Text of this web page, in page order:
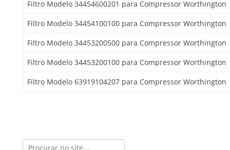
Filtro Modelo 34454600201 para Compressor Worthington
Filtro Modelo 34454100100 para Compressor Worthington
Filtro Modelo 34453200500 para Compressor Worthington
Filtro Modelo 34453200100 para Compressor Worthington
Filtro Modelo 63919104207 para Compressor Worthington
Search